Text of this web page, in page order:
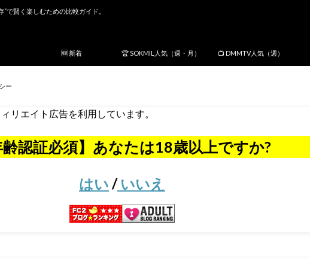
で賢く楽しむための比較ガイド。
🆕 新着 🏆 SOKMIL人気（週・月） 📺 DMMTV人気（週）
ー
リエイト広告を利用しています。
齢認証必須】あなたは18歳以上ですか?
はい /いいえ